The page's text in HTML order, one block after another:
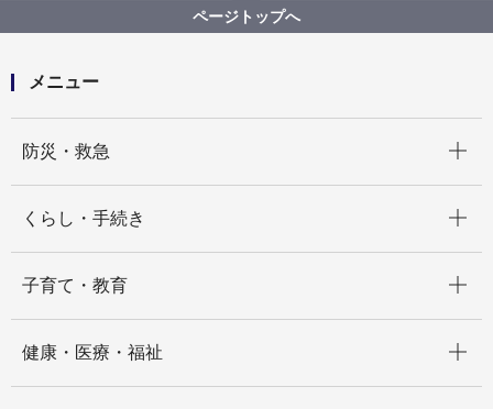
重度障害者医療費助成制度における自動償還による支
給誤りについて
ページトップへ
メニュー
防災・救急
くらし・手続き
子育て・教育
健康・医療・福祉